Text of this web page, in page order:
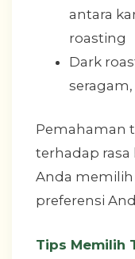
antara
roasting
Dark
Pemahaman
terhadap
Anda memilih
preferensi
Tips Memilih